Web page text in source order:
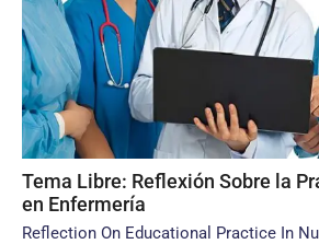
Tema Libre: Reflexión Sobre la
en Enfermería
Reflection On Educational Practice In